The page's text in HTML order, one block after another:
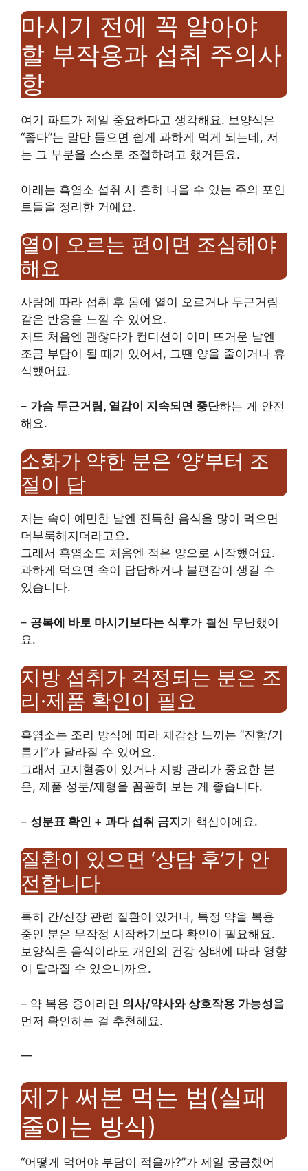
마시기 전에 꼭 알아야
할 부작용과 섭취 주의사
항
여기 파트가 제일 중요하다고 생각해요. 보양식은
“좋다”는 말만 들으면 쉽게 과하게 먹게 되는데, 저
는 그 부분을 스스로 조절하려고 했거든요.
아래는 흑염소 섭취 시 흔히 나올 수 있는 주의 포인
트들을 정리한 거예요.
열이 오르는 편이면 조심해야
해요
사람에 따라 섭취 후 몸에 열이 오르거나 두근거림
같은 반응을 느낄 수 있어요.
저도 처음엔 괜찮다가 컨디션이 이미 뜨거운 날엔
조금 부담이 될 때가 있어서, 그땐 양을 줄이거나 휴
식했어요.
– 가슴 두근거림, 열감이 지속되면 중단하는 게 안전
해요.
소화가 약한 분은 ‘양’부터 조
절이 답
저는 속이 예민한 날엔 진득한 음식을 많이 먹으면
더부룩해지더라고요.
그래서 흑염소도 처음엔 적은 양으로 시작했어요.
과하게 먹으면 속이 답답하거나 불편감이 생길 수
있습니다.
– 공복에 바로 마시기보다는 식후가 훨씬 무난했어
요.
지방 섭취가 걱정되는 분은 조
리·제품 확인이 필요
흑염소는 조리 방식에 따라 체감상 느끼는 “진함/기
름기”가 달라질 수 있어요.
그래서 고지혈증이 있거나 지방 관리가 중요한 분
은, 제품 성분/제형을 꼼꼼히 보는 게 좋습니다.
– 성분표 확인 + 과다 섭취 금지가 핵심이에요.
질환이 있으면 ‘상담 후’가 안
전합니다
특히 간/신장 관련 질환이 있거나, 특정 약을 복용
중인 분은 무작정 시작하기보다 확인이 필요해요.
보양식은 음식이라도 개인의 건강 상태에 따라 영향
이 달라질 수 있으니까요.
– 약 복용 중이라면 의사/약사와 상호작용 가능성을
먼저 확인하는 걸 추천해요.
—
제가 써본 먹는 법(실패
줄이는 방식)
“어떻게 먹어야 부담이 적을까?”가 제일 궁금했어